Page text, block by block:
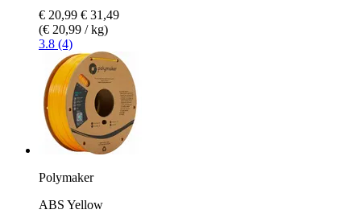
€ 20,99 € 31,49
(€ 20,99 / kg)
3.8 (4)
Polymaker
ABS Yellow